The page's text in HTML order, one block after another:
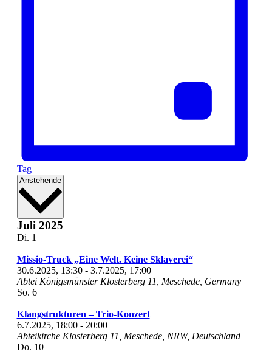
Tag
Anstehende Datum
Juli 2025
Di. 1
Missio-Truck „Eine Welt. Keine Sklaverei“
30.6.2025, 13:30- 3.7.2025, 17:00
Abtei Königsmünster Klosterberg 11, Meschede, Germany
So. 6
Klangstrukturen – Trio-Konzert
6.7.2025, 18:00- 20:00
Abteikirche Klosterberg 11, Meschede, NRW, Deutschland
Do. 10